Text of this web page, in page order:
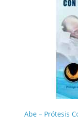
Abe – Prótesis